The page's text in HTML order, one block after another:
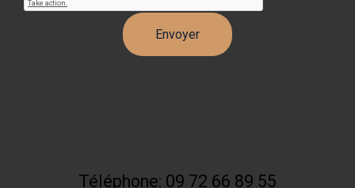
Téléphone: 09 72 66 89 55